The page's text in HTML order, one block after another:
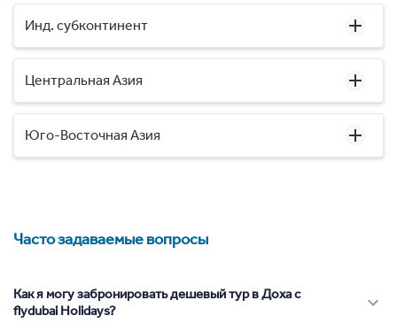
Инд. субконтинент
Центральная Азия
Юго-Восточная Азия
Часто задаваемые вопросы
Как я могу забронировать дешевый тур в Доха с
flydubai Holidays?